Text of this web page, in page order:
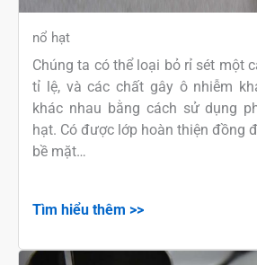
nổ hạt
Chúng ta có thể loại bỏ rỉ sét một
tỉ lệ, và các chất gây ô nhiễm
khác nhau bằng cách sử dụng
hạt. Có được lớp hoàn thiện đồng
bề mặt…
Tìm hiểu thêm >>